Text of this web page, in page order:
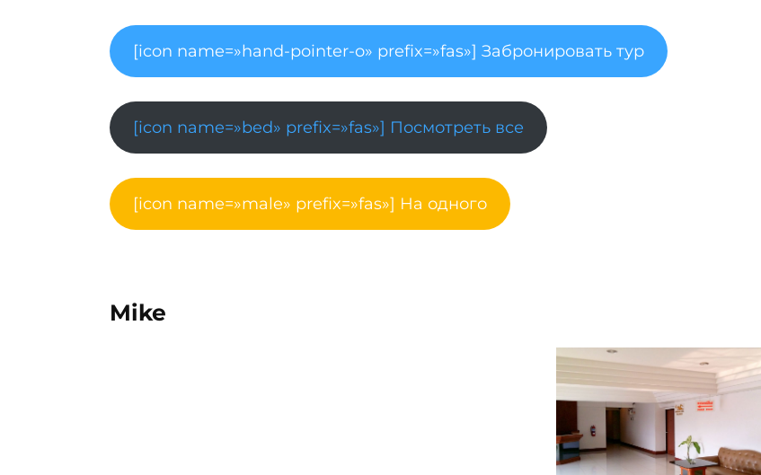
[icon name=»hand-pointer-o» prefix=»fas»] Забронировать тур
[icon name=»bed» prefix=»fas»] Посмотреть все
[icon name=»male» prefix=»fas»] На одного
Mike